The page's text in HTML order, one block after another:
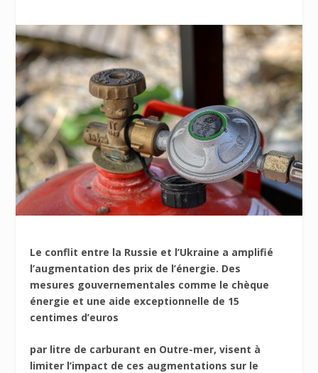
Le conflit entre la Russie et l’Ukraine a amplifié
l’augmentation des prix de l’énergie. Des
mesures gouvernementales comme le chèque
énergie et une aide exceptionnelle de 15
centimes d’euros
par litre de carburant en Outre-mer, visent à
limiter l’impact de ces augmentations sur le